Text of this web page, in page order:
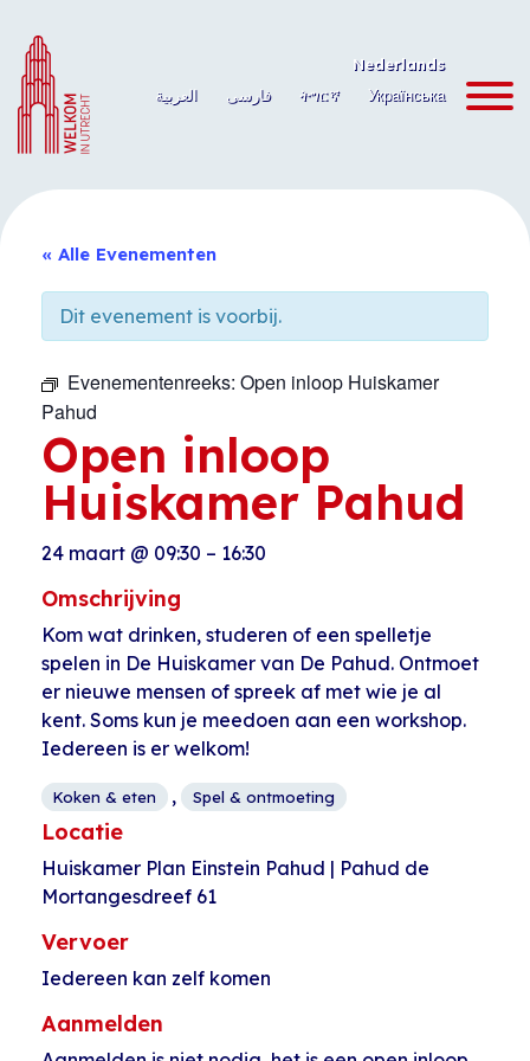
naar
de
inhoud
Nederlands
العربية
فارسی ትግርኛ Українська
« Alle Evenementen
Dit evenement is voorbij.
Evenementenreeks: Open inloop Huiskamer
Pahud
Open inloop
Huiskamer Pahud
24 maart @ 09:30 – 16:30
Omschrijving
Kom wat drinken, studeren of een spelletje
spelen in De Huiskamer van De Pahud. Ontmoet
er nieuwe mensen of spreek af met wie je al
kent. Soms kun je meedoen aan een workshop.
Iedereen is er welkom!
Koken & eten , Spel & ontmoeting
Locatie
Huiskamer Plan Einstein Pahud | Pahud de
Mortangesdreef 61
Vervoer
Iedereen kan zelf komen
Aanmelden